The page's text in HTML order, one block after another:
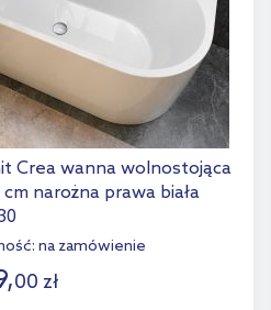
Crea wanna wolnostojąca
cm narożna prawa biała
na zamówienie
,00 zł